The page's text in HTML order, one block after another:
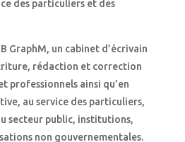
des particuliers et des
GraphM, un cabinet d’écrivain
rédaction et correction
professionnels ainsi qu’en
au service des particuliers,
secteur public, institutions,
non gouvernementales.